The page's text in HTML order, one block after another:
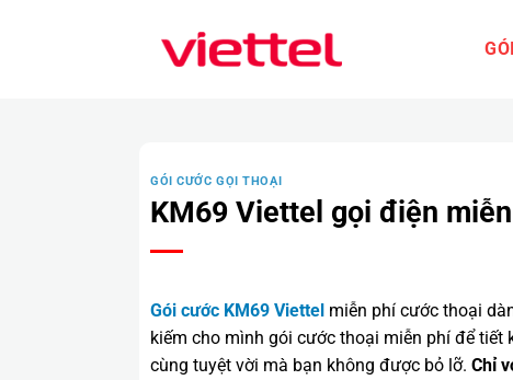
GÓI CƯỚC GỌI THOẠI
KM69 Viettel gọi điện
Gói cước KM69 Viettel miễn phí cước thoại
kiếm cho mình gói cước thoại miễn phí để
cùng tuyệt vời mà bạn không được bỏ lỡ. Chỉ